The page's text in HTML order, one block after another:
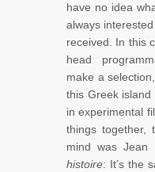
have no idea
always
received. In this
head
make a
this Greek
in experimental
things together,
mind was Jean
histoire: It’s the